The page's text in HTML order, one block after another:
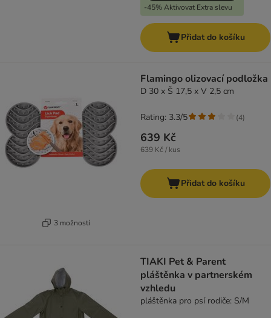
-45% Aktivovat Extra slevu
Přidat do košíku
3 možností
Flamingo olizovací podložka
D 30 x Š 17,5 x V 2,5 cm
639 Kč
639 Kč / kus
Rating: 3.3/5 (4)
Přidat do košíku
TIAKI Pet & Parent
pláštěnka v partnerském
vzhledu
pláštěnka pro psí rodiče: S/M